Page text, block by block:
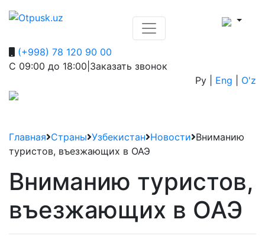
(+998) 78 120 90 00
С 09:00 до 18:00 Заказать звонок
Ру
Eng O'z
Главная Страны Узбекистан Новости Вниманию
туристов, въезжающих в ОАЭ
Вниманию туристов,
въезжающих в ОАЭ